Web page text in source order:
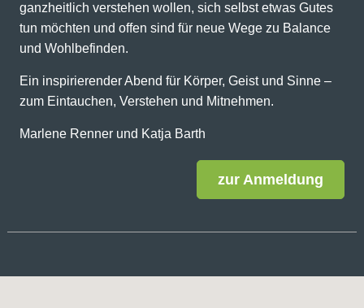
ganzheitlich verstehen wollen, sich selbst etwas Gutes
tun möchten und offen sind für neue Wege zu Balance
und Wohlbefinden.
Ein inspirierender Abend für Körper, Geist und Sinne –
zum Eintauchen, Verstehen und Mitnehmen.
Marlene Renner und Katja Barth
zur Anmeldung